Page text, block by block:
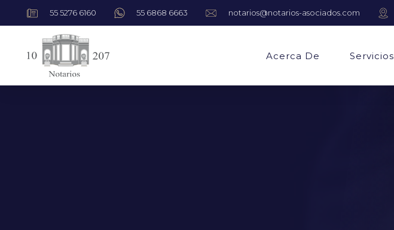
55 5276 6160 55 6868 6663 notarios@notarios-asociados.com
Acerca De Servicios